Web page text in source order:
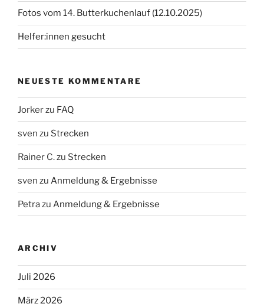
Fotos vom 14. Butterkuchenlauf (12.10.2025)
Helfer:innen gesucht
NEUESTE KOMMENTARE
Jorkerzu FAQ
sven zu Strecken
Rainer C.zu Strecken
sven zu Anmeldung & Ergebnisse
Petrazu Anmeldung & Ergebnisse
ARCHIV
Juli 2026
März 2026